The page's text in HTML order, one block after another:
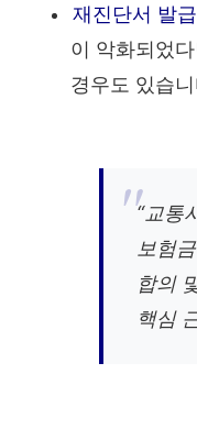
재진단서 발
이 악화되었
경우도 있습
“교통
보험
합의
핵심